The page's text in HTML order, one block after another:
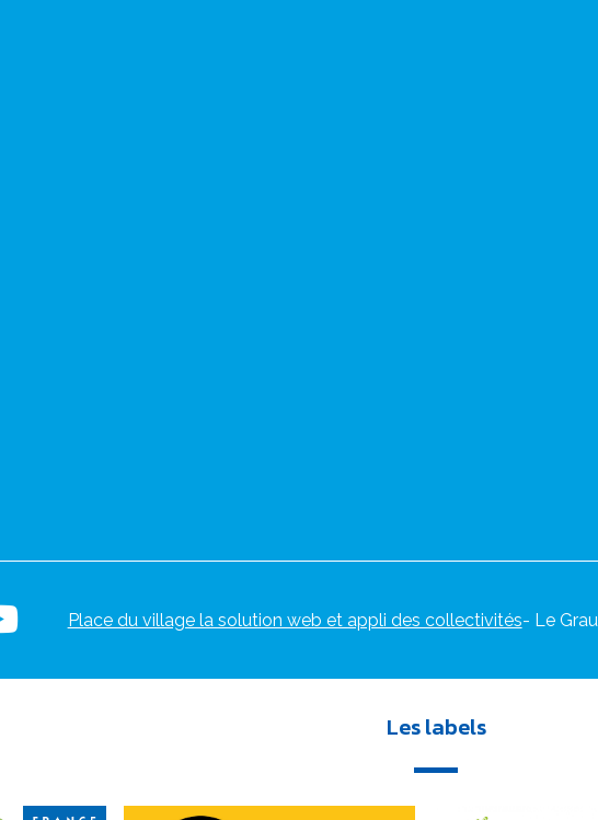
Place du village la solution web et appli des collectivités- Le
Les labels